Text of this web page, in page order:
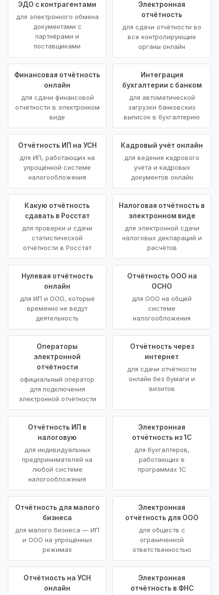
ЭДО с контрагентами
для электронного обмена
документами с
партнёрами и
поставщиками
Электронная
отчётность
для сдачи отчётности во
все контролирующие
органы онлайн
Финансовая отчётность
онлайн
для сдачи финансовой
отчётности в электронном
виде
Интеграция
бухгалтерии с банком
для автоматической
загрузки банковских
выписок в бухгалтерию
Отчётность ИП на УСН
для ИП, работающих на
упрощённой системе
налогообложения
Кадровый учёт онлайн
для ведения кадрового
учёта и кадровых
документов онлайн
Какую отчётность
сдавать в Росстат
для проверки и сдачи
статистической
отчётности в Росстат
Налоговая отчётность в
электронном виде
для электронной сдачи
налоговых деклараций и
расчётов
Нулевая отчётность
онлайн
для ИП и ООО, которые
временно не ведут
деятельность
Отчётность ООО на
ОСНО
для ООО на общей
системе
налогообложения
Операторы
электронной
отчётности
официальный оператор
для подключения
электронной отчётности
Отчётность через
интернет
для сдачи отчётности
онлайн без бумаги и
визитов
Отчётность ИП в
налоговую
для индивидуальных
предпринимателей на
любой системе
налогообложения
Электронная
отчётность из 1С
для бухгалтеров,
работающих в
программах 1С
Отчётность для малого
бизнеса
для малого бизнеса — ИП
и ООО на упрощённых
режимах
Электронная
отчётность для ООО
для обществ с
ограниченной
ответственностью
Отчётность на УСН
онлайн
Электронная
отчётность в ФНС